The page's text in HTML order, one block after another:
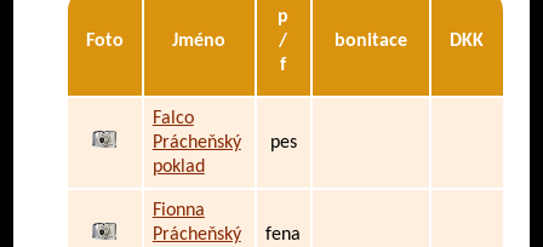
Foto Jméno
p
/
f
bonitace DKK
Falco
Prácheňský
poklad
pes
Fionna
Prácheňský
fena